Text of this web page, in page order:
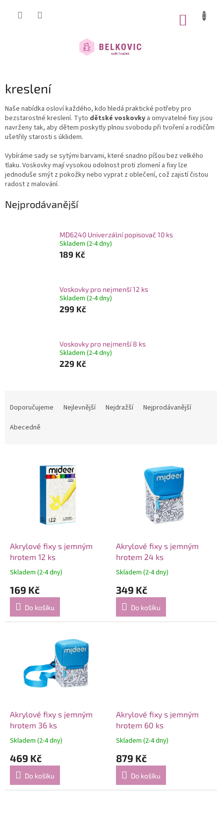
kreslení
Naše nabídka osloví každého, kdo hledá praktické potřeby pro
bezstarostné kreslení. Tyto dětské voskovky a omyvatelné fixy jsou
navrženy tak, aby dětem poskytly plnou svobodu při tvoření a rodičům
ušetřily starosti s úklidem.
Vybíráme sady se sytými barvami, které snadno píšou bez velkého
tlaku. Voskovky mají vysokou odolnost proti zlomení a fixy lze
jednoduše smýt z pokožky nebo vyprat z oblečení, což zajistí čistou
radost z malování.
Nejprodávanější
MD6240 Univerzální popisovač 10 ks
Skladem (2-4 dny)
189 Kč
Voskovky pro nejmenší 12 ks
Skladem (2-4 dny)
299 Kč
Voskovky pro nejmenší 8 ks
Skladem (2-4 dny)
229 Kč
Doporučujeme Nejlevnější Nejdražší
Nejprodávanější
Abecedně
Akrylové fixy s jemným
hrotem 12 ks
Skladem (2-4 dny)
169 Kč
Do košíku
Akrylové fixy s jemným
hrotem 24 ks
Skladem (2-4 dny)
349 Kč
Do košíku
Akrylové fixy s jemným
hrotem 36 ks
Skladem (2-4 dny)
469 Kč
Do košíku
Akrylové fixy s jemným
hrotem 60 ks
Skladem (2-4 dny)
879 Kč
Do košíku